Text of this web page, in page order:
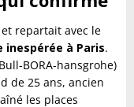
repartait avec le
à Paris.
BORA-hansgrohe)
de 25 ans, ancien
les places